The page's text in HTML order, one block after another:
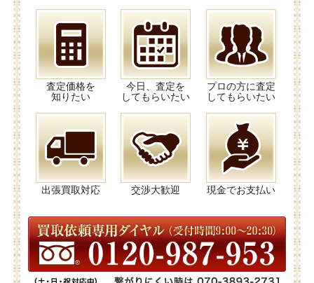
査定価格を
知りたい
今日、査定を
してもらいたい
プロの方に査定
してもらいたい
出張買取対応 交渉大歓迎 現金でお支払い